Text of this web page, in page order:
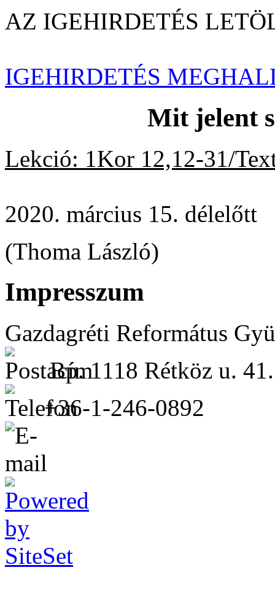
AZ IGEHIRDETÉS
IGEHIRDETÉS
Mit jelent
Lekció: 1Kor 12,12-31/
2020. március 15. délelőtt
(Thoma László)
Impresszum
Gazdagréti Református
Bp. 1118 Rétköz u. 41.
+36-1-246-0892